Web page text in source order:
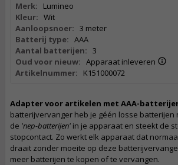
Merk:
Lumineo
Kleur: Wit
Aanloopsnoer: 3 meter
Batterij type: AAA
Aantal batterijen: 3
Oud voor nieuw: Apparaat inleveren
Artikelnummer:
K151000072
Adapter voor artikelen met AAA-
batterijvervanger heb je géén losse batterijen
de 'nep-batterijen' in je apparaat en steekt de
stopcontact. Zo werkt elk apparaat dat
draait zonder moeite op deze
meer batterijen te kopen of te vervangen.